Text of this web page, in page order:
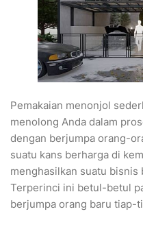
Pemakaian menonjol
menolong Anda dalam
dengan berjumpa orang-
suatu kans berharga di
menghasilkan suatu bisnis
Terperinci ini betul-betul
berjumpa orang baru tiap-